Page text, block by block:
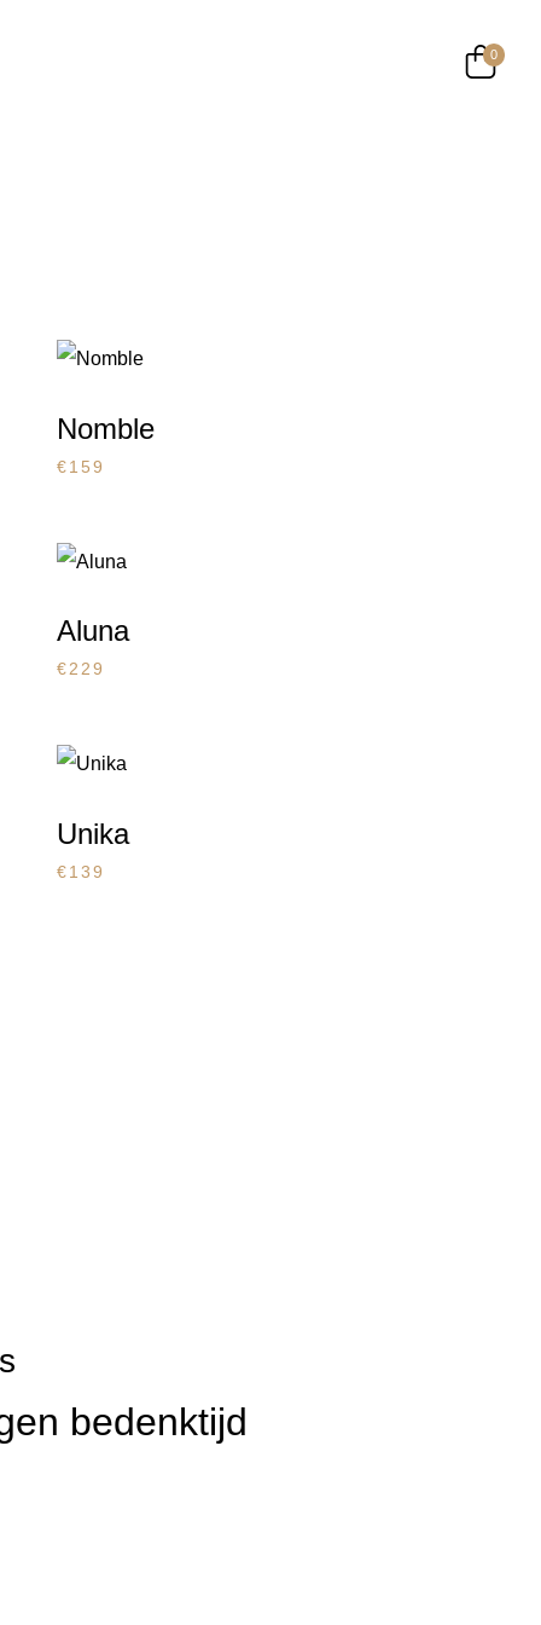
0
Nomble
€159
Aluna
€229
Unika
€139
bedenktijd